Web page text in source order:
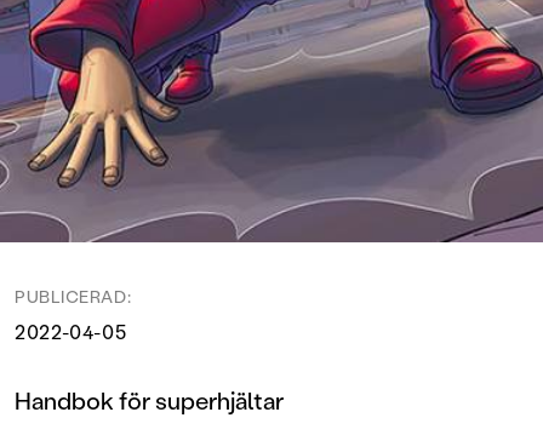
PUBLICERAD:
2022-04-05
Handbok för superhjältar